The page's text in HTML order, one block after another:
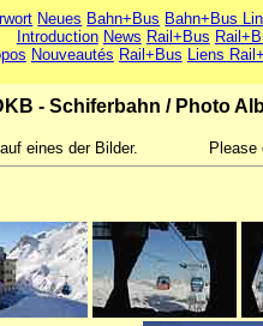
Neues Bahn+Bus Bahn+Bus
Introduction News Rail+Bus
Nouveautés Rail+Bus Liens
- Schiferbahn / Photo
eines der Bilder.